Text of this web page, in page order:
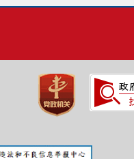
纷，开展水政监察
坝、农村水电站的